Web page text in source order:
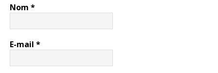
Nom *
E-mail *